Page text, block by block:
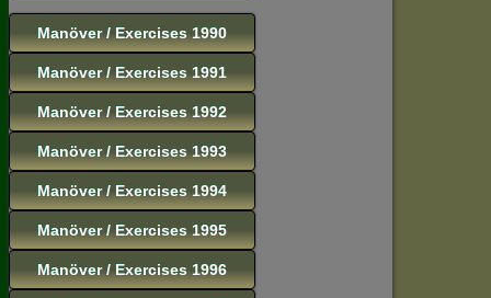
Manöver / Exercises 1990
Manöver / Exercises 1991
Manöver / Exercises 1992
Manöver / Exercises 1993
Manöver / Exercises 1994
Manöver / Exercises 1995
Manöver / Exercises 1996